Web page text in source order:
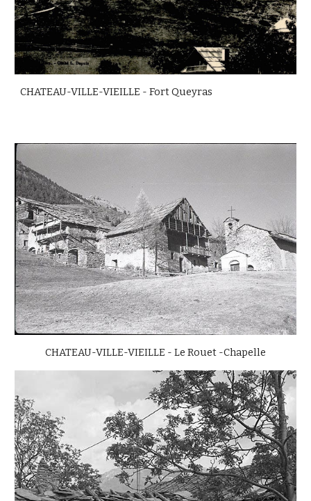
CHATEAU-VILLE-VIEILLE -Fort Queyras
CHATEAU-VILLE-VIEILLE - Le Rouet -Chapelle